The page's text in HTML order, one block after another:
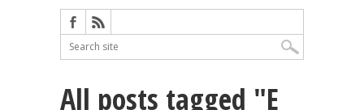
All posts tagged "E